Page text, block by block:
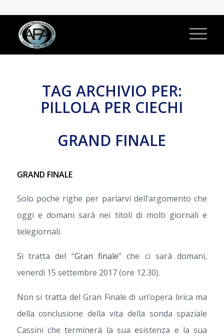
TAG ARCHIVIO PER:
PILLOLA PER CIECHI
GRAND FINALE
GRAND FINALE
Solo poche righe per parlarvi dell’argomento che
oggi e domani sarà nei titoli di molti giornali e
telegiornali.
Si tratta del “Gran finale” che ci sarà domani,
venerdì 15 settembre 2017 (ore 12.30).
Non si tratta del Gran Finale di un’opera lirica ma
della conclusione della vita della sonda spaziale
Cassini che terminerà la sua esistenza e la sua